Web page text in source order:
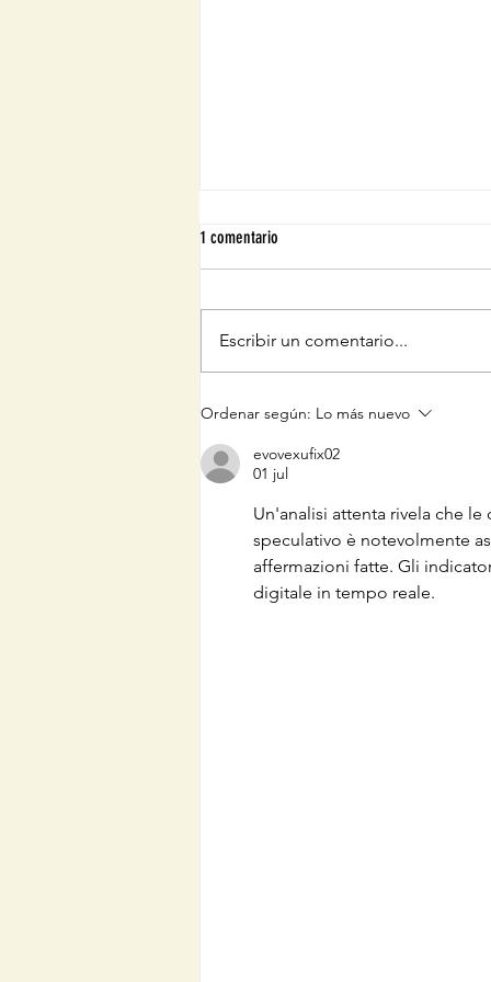
¡Customiza tus vaqueros!
1 comentario
Escribir un comentario...
Ordenar según: Lo más nuevo
evovexufix02
01 jul
Un'analisi attenta rivela che
speculativo è notevolmente
affermazioni fatte. Gli
digitale in tempo reale.